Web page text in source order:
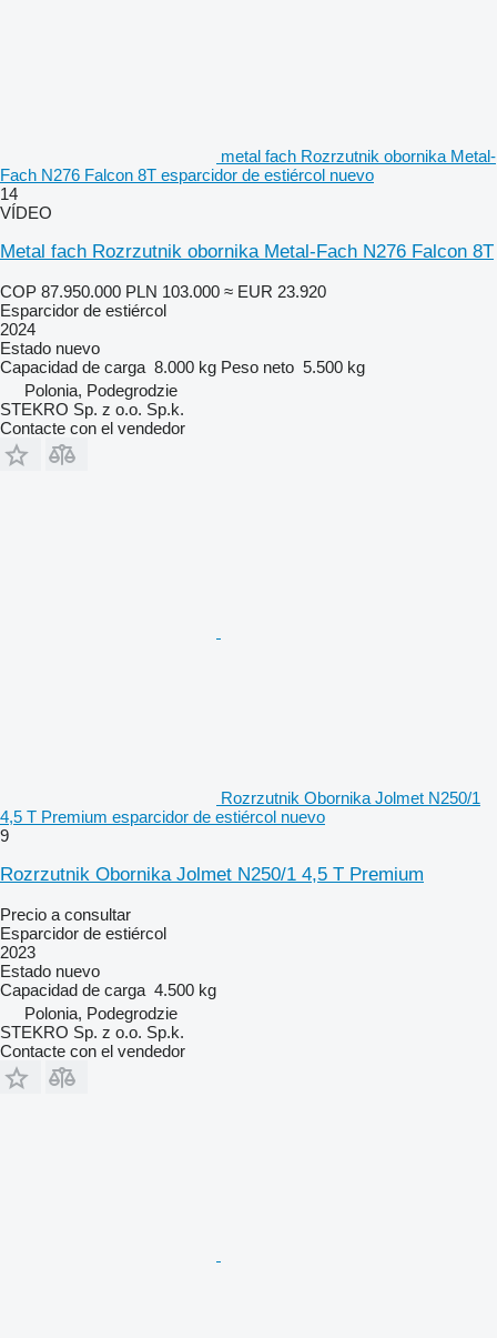
metal fach Rozrzutnik obornika Metal-
Fach N276 Falcon 8T esparcidor de estiércol nuevo
14
VÍDEO
Metal fach Rozrzutnik obornika Metal-Fach N276 Falcon 8T
COP 87.950.000 PLN 103.000 ≈ EUR 23.920
Esparcidor de estiércol
2024
Estado nuevo
Capacidad de carga 8.000 kg Peso neto 5.500 kg
Polonia, Podegrodzie
STEKRO Sp. z o.o. Sp.k.
Contacte con el vendedor
Rozrzutnik Obornika Jolmet N250/1
4,5 T Premium esparcidor de estiércol nuevo
9
Rozrzutnik Obornika Jolmet N250/1 4,5 T Premium
Precio a consultar
Esparcidor de estiércol
2023
Estado nuevo
Capacidad de carga 4.500 kg
Polonia, Podegrodzie
STEKRO Sp. z o.o. Sp.k.
Contacte con el vendedor